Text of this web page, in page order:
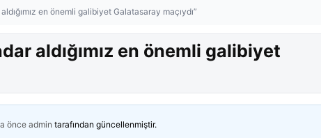
en önemli galibiyet Galatasaray maçıydı”
aldığımız en önemli galibiyet
önce admin tarafından güncellenmiştir.